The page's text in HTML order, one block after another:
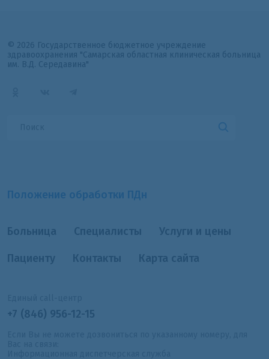
© 2026 Государственное бюджетное учреждение
здравоохранения "Самарская областная клиническая больница
им. В.Д. Середавина"
Положение обработки ПДн
Больница Специалисты Услуги и цены
Пациенту Контакты Карта сайта
+7 (846) 956-12-15